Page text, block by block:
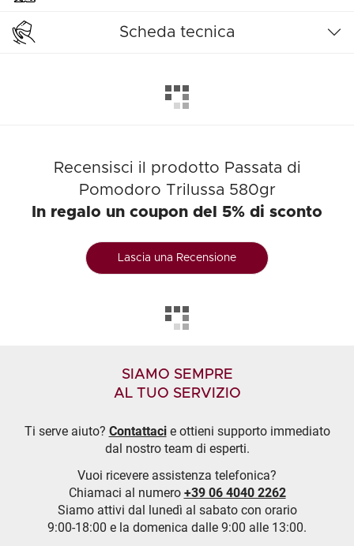
Scheda tecnica
Recensisci il prodotto Passata di
Pomodoro Trilussa 580gr
In regalo un coupon del 5% di sconto
Lascia una Recensione
SIAMO SEMPRE
AL TUO SERVIZIO
Ti serve aiuto? Contattacie ottieni supporto immediato
dal nostro team di esperti.
Vuoi ricevere assistenza telefonica?
Chiamaci al numero +39 06 4040 2262
Siamo attivi dal lunedì al sabato con orario
9:00-18:00 e la domenica dalle 9:00 alle 13:00.